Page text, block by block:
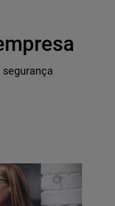
segurança